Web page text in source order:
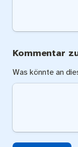
Kommentar
Was könnte an